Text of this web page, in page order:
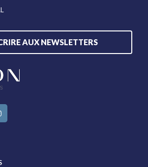
AUX NEWSLETTERS